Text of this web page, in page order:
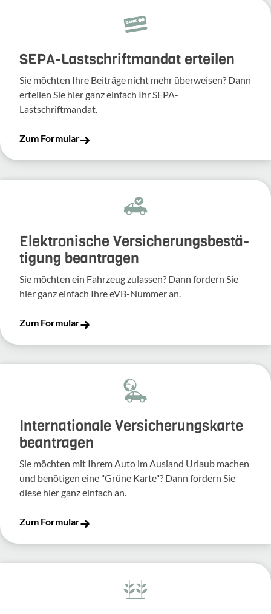
SEPA-Lastschriftmandat erteilen
Sie möchten Ihre Beiträge nicht mehr überweisen? Dann
erteilen Sie hier ganz einfach Ihr SEPA-
Lastschriftmandat.
Zum Formular
Elek­tro­ni­sche Versi­che­rungs­be­stä­
ti­gung bean­tragen
Sie möchten ein Fahr­zeug zulassen? Dann fordern Sie
hier ganz einfach Ihre eVB-​Nummer an.
Zum Formular
Inter­na­tio­nale Versi­che­rungs­karte
bean­tragen
Sie möchten mit Ihrem Auto im Ausland Urlaub machen
und benö­tigen eine "Grüne Karte"? Dann fordern Sie
diese hier ganz einfach an.
Zum Formular